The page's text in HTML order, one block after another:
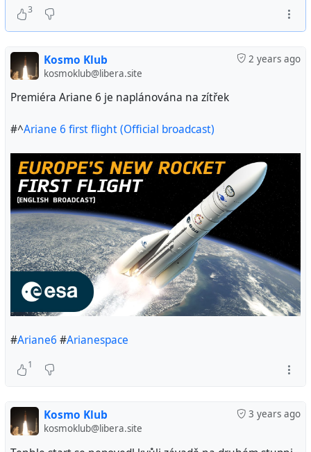
3
2 years ago
Kosmo Klub
kosmoklub@libera.site
Premiéra Ariane 6 je naplánována na zítřek
#^Ariane 6 first flight (Official broadcast)
#Ariane6 #Arianespace
1
3 years ago
Kosmo Klub
kosmoklub@libera.site